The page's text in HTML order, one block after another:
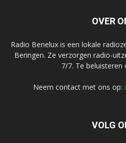
OVER
Radio Benelux is een lokale
Beringen. Ze verzorgen radio-
7/7. Te beluisteren
Neem contact met ons op:
VOLG